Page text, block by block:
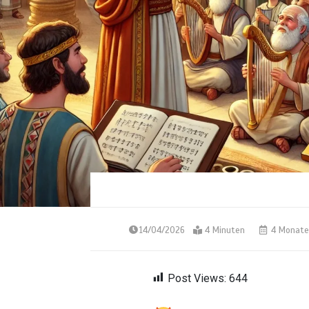
14/04/2026 4 Minuten 4
Post Views: 644